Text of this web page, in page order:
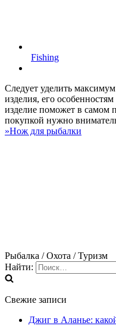
Fishing
Следует уделить
изделия, его
изделие поможет в самом
покупкой нужно
»Нож для рыбалки
Рыбалка / Охота / Туризм
Найти:
Свежие записи
Джиг в Аланье: